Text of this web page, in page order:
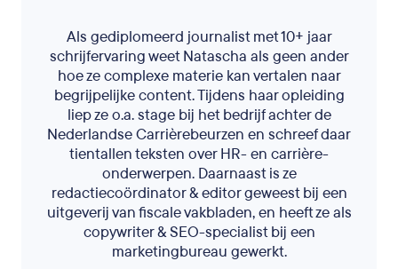
Als gediplomeerd journalist met 10+ jaar
schrijfervaring weet Natascha als geen ander
hoe ze complexe materie kan vertalen naar
begrijpelijke content. Tijdens haar opleiding
liep ze o.a. stage bij het bedrijf achter de
Nederlandse Carrièrebeurzen en schreef daar
tientallen teksten over HR- en carrière-
onderwerpen. Daarnaast is ze
redactiecoördinator & editor geweest bij een
uitgeverij van fiscale vakbladen, en heeft ze als
copywriter & SEO-specialist bij een
marketingbureau gewerkt.